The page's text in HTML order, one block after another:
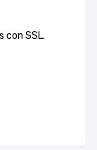
con SSL.